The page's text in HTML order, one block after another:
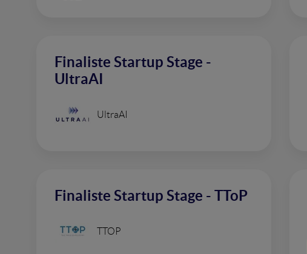
Finaliste Startup Stage -
UltraAI
UltraAI
Finaliste Startup Stage - TToP
TTOP